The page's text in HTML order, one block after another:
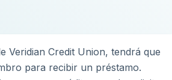
Veridian Credit Union, tendrá que
para recibir un préstamo.